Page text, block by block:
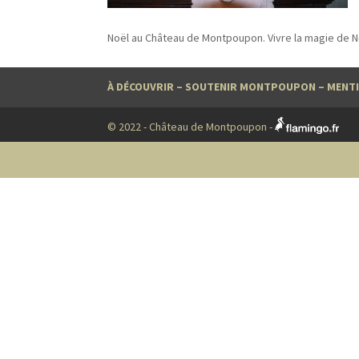
Noël au Château de Montpoupon. Vivre la magie de
À DÉCOUVRIR – SOUTENIR MONTPOUPON –
© 2022 - Château de Montpoupon -